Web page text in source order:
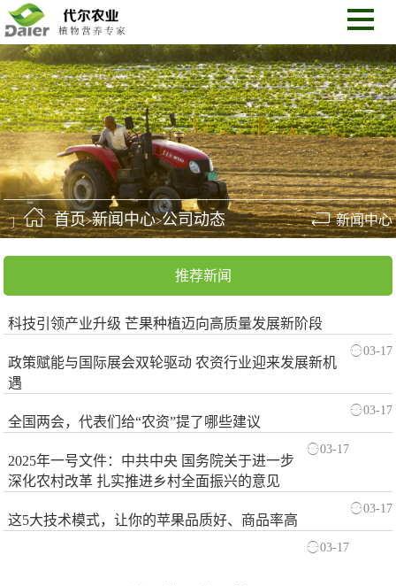
首页>新闻中心>公司动态 新闻中心
推荐新闻
科技引领产业升级 芒果种植迈向高质量发展新阶段
03-17
政策赋能与国际展会双轮驱动 农资行业迎来发展新机
遇
03-17
全国两会，代表们给“农资”提了哪些建议
03-17
2025年一号文件：中共中央 国务院关于进一步
深化农村改革 扎实推进乡村全面振兴的意见
03-17
这5大技术模式，让你的苹果品质好、商品率高
03-17